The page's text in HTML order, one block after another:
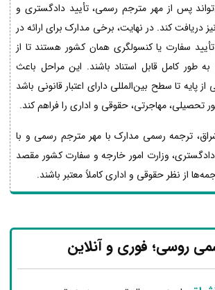
پس از مهر مترجم رسمی، تأیید دادگستری و
دریافت کند. در نهایت، برخی مدارک برای ارائه در
سفارت یا کنسولگری همان کشور هستند تا از
طور کامل قابل استناد باشند. این مراحل باعث
پایه تا سطح بین‌المللی دارای اعتبار قانونی باشد
تحصیلی، مهاجرتی، حقوقی و اداری را فراهم کند.
ترجمه رسمی مدارک با مهر مترجم رسمی و با
وزارت امور خارجه و سفارت کشور مقصد
از نظر حقوقی و اداری کاملاً معتبر باشند.
روسی؛ فوری و آنلاین